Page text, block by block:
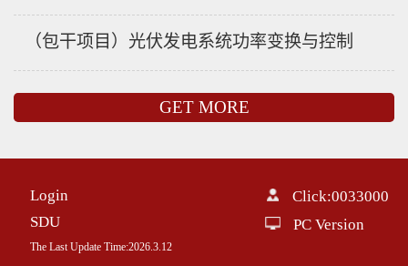
（包干项目）光伏发电系统功率变换与控制
GET MORE
Login
SDU
The Last Update Time:2026.3.12
Click:0033000
PC Version